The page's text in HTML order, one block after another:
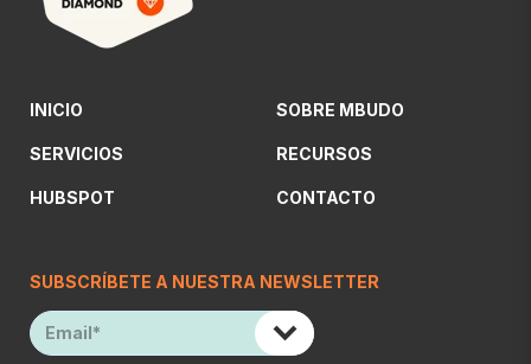
INICIO
SERVICIOS
HUBSPOT
SOBRE MBUDO
RECURSOS
CONTACTO
SUBSCRÍBETE A NUESTRA NEWSLETTER